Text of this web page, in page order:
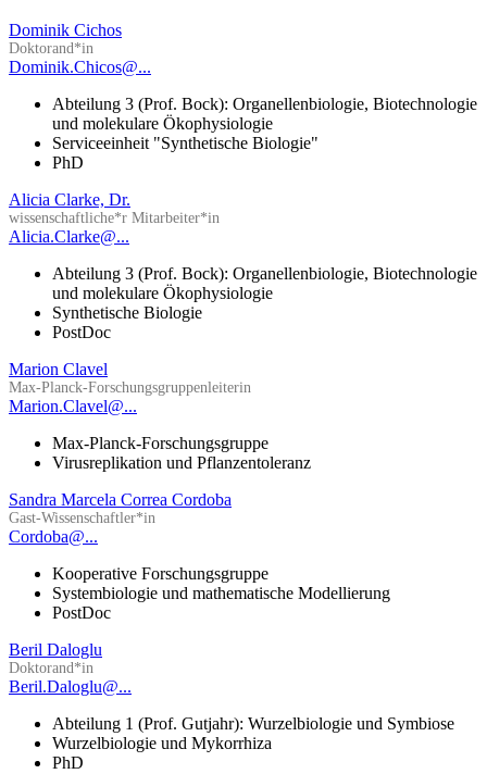
Dominik Cichos
Doktorand*in
Dominik.Chicos@...
Abteilung 3 (Prof. Bock): Organellenbiologie, Biotechnologie
und molekulare Ökophysiologie
Serviceeinheit "Synthetische Biologie"
PhD
Alicia Clarke, Dr.
wissenschaftliche*r Mitarbeiter*in
Alicia.Clarke@...
Abteilung 3 (Prof. Bock): Organellenbiologie, Biotechnologie
und molekulare Ökophysiologie
Synthetische Biologie
PostDoc
Marion Clavel
Max-Planck-Forschungsgruppenleiterin
Marion.Clavel@...
Max-Planck-Forschungsgruppe
Virusreplikation und Pflanzentoleranz
Sandra Marcela Correa Cordoba
Gast-Wissenschaftler*in
Cordoba@...
Kooperative Forschungsgruppe
Systembiologie und mathematische Modellierung
PostDoc
Beril Daloglu
Doktorand*in
Beril.Daloglu@...
Abteilung 1 (Prof. Gutjahr): Wurzelbiologie und Symbiose
Wurzelbiologie und Mykorrhiza
PhD